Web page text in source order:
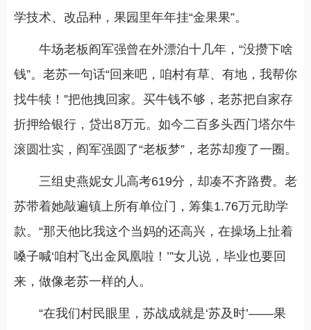
学技术、改品种，果园里年年挂“金果果”。
牛场老板阎军强曾在外漂泊十几年，“没攒下啥
钱”。老苏一句话“回来吧，咱村有草、有地，我帮你
找牛犊！”把他拽回家。买牛钱不够，老苏把自家存
折押给银行，贷出8万元。如今二百多头西门塔尔牛
滚圆壮实，阎军强圆了“老板梦”，老苏却瘦了一圈。
三组史燕妮女儿高考619分，却凑不齐路费。老
苏带着她敲遍镇上所有单位门，筹集1.76万元助学
款。“那天他比我这个当妈的还高兴，在操场上扯着
嗓子喊‘咱村飞出金凤凰啦！’”女儿说，毕业也要回
来，做像老苏一样的人。
“在我们村民眼里，苏战成就是‘苏及时’——果